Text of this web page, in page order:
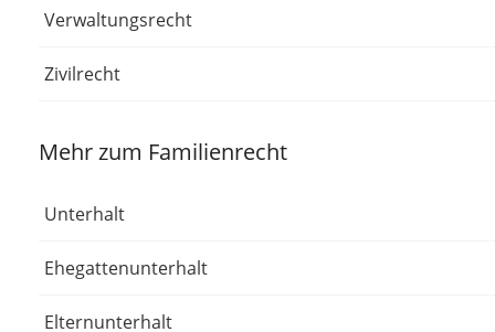
Verwaltungsrecht
Zivilrecht
Mehr zum Familienrecht
Unterhalt
Ehegattenunterhalt
Elternunterhalt